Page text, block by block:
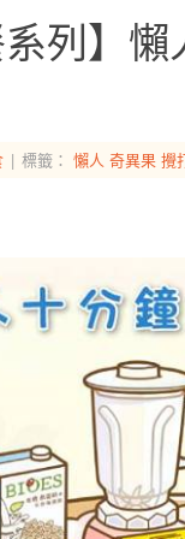
系列】
標籤： 懶人 奇異果 攪